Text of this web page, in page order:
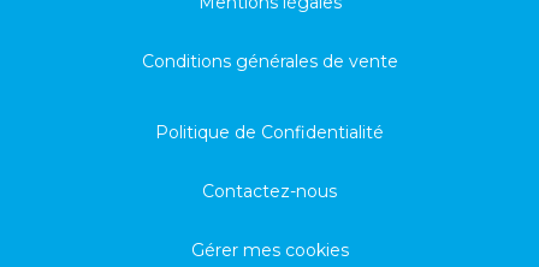
Conditions générales de vente
Politique de Confidentialité
Contactez-nous
Gérer mes cookies